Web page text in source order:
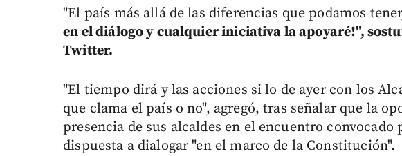
"El país más allá de las diferencias que podamos
en el diálogo y cualquier iniciativa la apoyaré!",
Twitter.
"El tiempo dirá y las acciones si lo de ayer con los
que clama el país o no", agregó, tras señalar que la
presencia de sus alcaldes en el encuentro convocado
dispuesta a dialogar "en el marco de la Constitución".